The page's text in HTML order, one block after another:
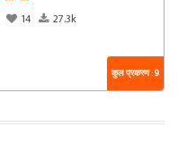
14 27.3k
कुल प्रकरण : 9